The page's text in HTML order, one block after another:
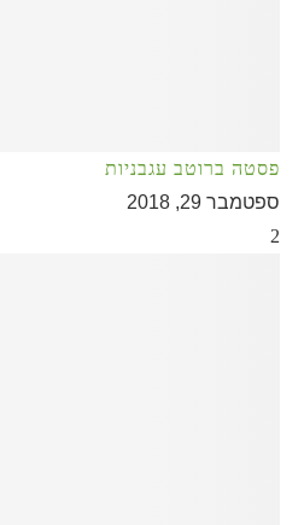
פסטה ברוטב עגבניות
ספטמבר 29, 2018
2